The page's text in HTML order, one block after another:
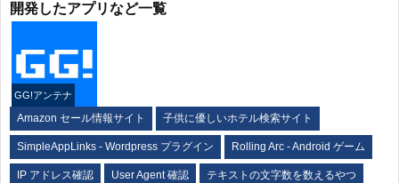
開発したアプリなど一覧
GG!アンテナ
Amazon セール情報サイト 子供に優しいホテル検索サイト
SimpleAppLinks - Wordpress プラグイン Rolling Arc - Android ゲーム
IP アドレス確認 User Agent 確認 テキストの文字数を数えるやつ